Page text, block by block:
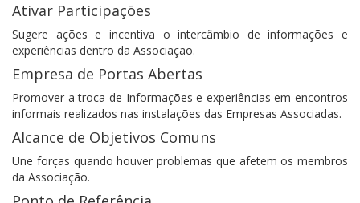
Ativar Participações
Sugere ações e incentiva o intercâmbio de informações e
experiências dentro da Associação.
Empresa de Portas Abertas
Promover a troca de Informações e experiências em encontros
informais realizados nas instalações das Empresas Associadas.
Alcance de Objetivos Comuns
Une forças quando houver problemas que afetem os membros
da Associação.